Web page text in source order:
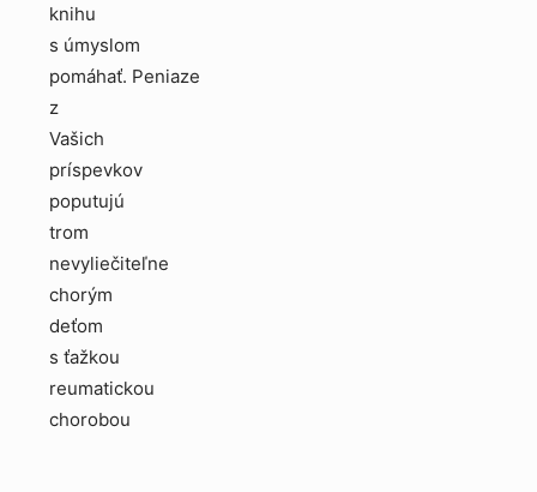
knihu
s úmyslom
pomáhať. Peniaze
z
Vašich
príspevkov
poputujú
trom
nevyliečiteľne
chorým
deťom
s ťažkou
reumatickou
chorobou